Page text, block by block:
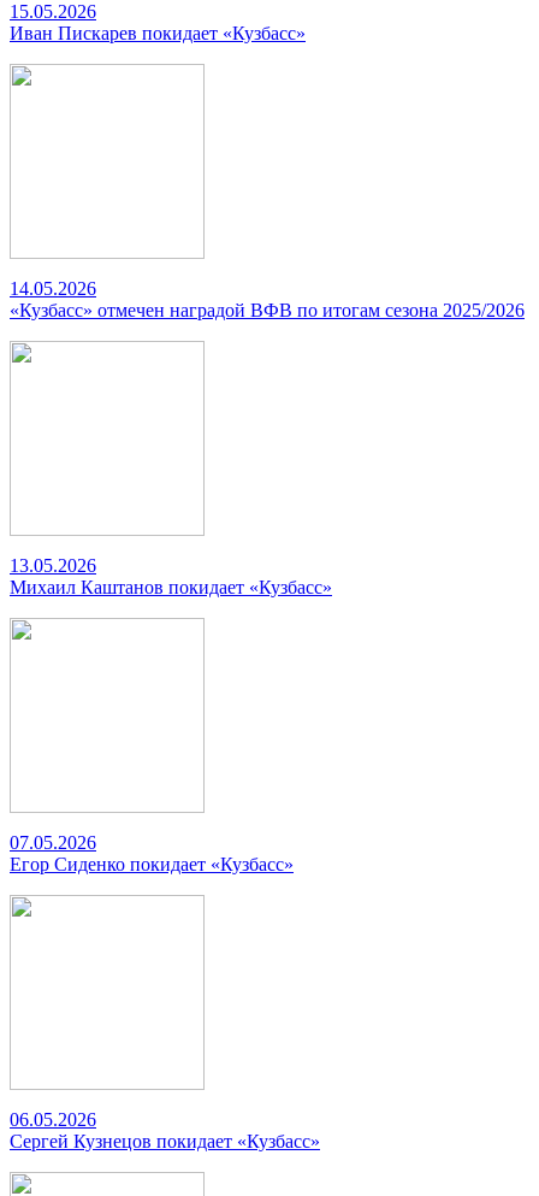
15.05.2026
Иван Пискарев покидает «Кузбасс»
14.05.2026
«Кузбасс» отмечен наградой ВФВ по итогам сезона 2025/2026
13.05.2026
Михаил Каштанов покидает «Кузбасс»
07.05.2026
Егор Сиденко покидает «Кузбасс»
06.05.2026
Сергей Кузнецов покидает «Кузбасс»